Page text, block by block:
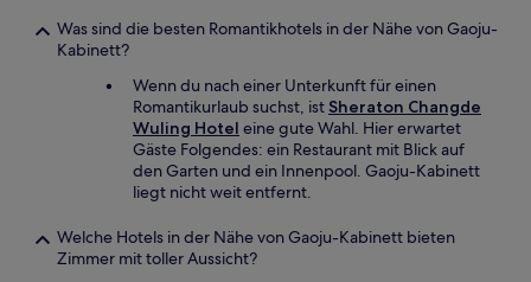
Was sind die besten Romantikhotels in der Nähe von Gaoju-
Kabinett?
Wenn du nach einer Unterkunft für einen
Romantikurlaub suchst, ist Sheraton Changde
Wuling Hotel eine gute Wahl. Hier erwartet
Gäste Folgendes: ein Restaurant mit Blick auf
den Garten und ein Innenpool. Gaoju-Kabinett
liegt nicht weit entfernt.
Welche Hotels in der Nähe von Gaoju-Kabinett bieten
Zimmer mit toller Aussicht?